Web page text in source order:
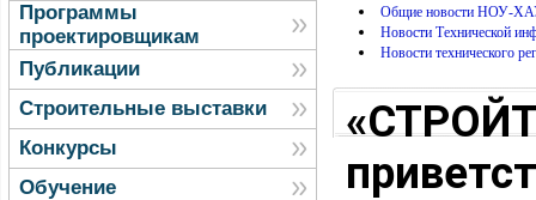
Программы
проектировщикам
Публикации
Строительные выставки
Конкурсы
Обучение
Общие новости НОУ-
Новости Технической
Новости технического